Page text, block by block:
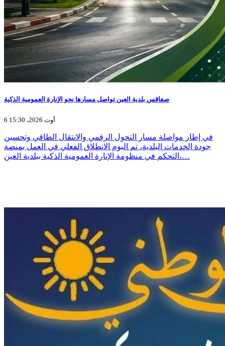
صفاقس بلدية العين تواصل مسارها نحو الإنارة العمومية الذكية
6 أوت 2026، 15:30
في إطار مواصلة مسار التحول الرقمي والانتقال الطاقي وتحسين
جودة الخدمات البلدية، تم اليوم الانطلاق الفعلي في العمل بمنصة
التحكم في منظومة الإنارة العمومية الذكية ببلدية العين،…